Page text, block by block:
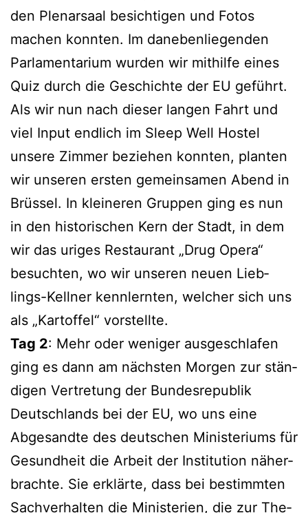
den Ple­nar­saal besich­ti­gen und Fotos
machen konn­ten. Im dane­ben­lie­gen­den
Par­la­men­ta­ri­um wur­den wir mit­hil­fe eines
Quiz durch die Geschich­te der EU geführt.
Als wir nun nach die­ser lan­gen Fahrt und
viel Input end­lich im Sleep Well Hos­tel
unse­re Zim­mer bezie­hen konn­ten, plan­ten
wir unse­ren ers­ten gemein­sa­men Abend in
Brüs­sel. In klei­ne­ren Grup­pen ging es nun
in den his­to­ri­schen Kern der Stadt, in dem
wir das uri­ges Restau­rant „Drug Ope­ra“
besuch­ten, wo wir unse­ren neu­en Lieb­
lings-Kell­ner kenn­lern­ten, wel­cher sich uns
als „Kar­tof­fel“ vorstellte.
Tag 2: Mehr oder weni­ger aus­ge­schla­fen
ging es dann am nächs­ten Mor­gen zur stän­
di­gen Ver­tre­tung der Bun­des­re­pu­blik
Deutsch­lands bei der EU, wo uns eine
Abge­sand­te des deut­schen Minis­te­ri­ums für
Gesund­heit die Arbeit der Insti­tu­ti­on näher­
brach­te. Sie erklär­te, dass bei bestimm­ten
Sach­ver­hal­ten die Minis­te­ri­en, die zur The­